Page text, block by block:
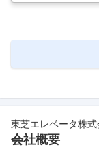
工前の現場調査、元
・安全書類、施工
に該当する方 ・機電
ある方 【歓迎要件
東芝エレベータ株式
会社概要